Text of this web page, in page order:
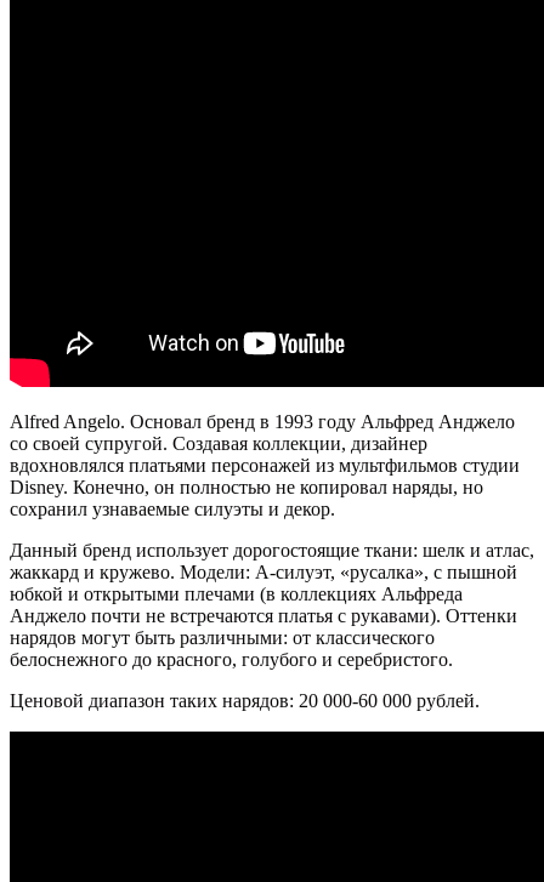
Alfred Angelo. Основал бренд в 1993 году Альфред Анджело
со своей супругой. Создавая коллекции, дизайнер
вдохновлялся платьями персонажей из мультфильмов студии
Disney. Конечно, он полностью не копировал наряды, но
сохранил узнаваемые силуэты и декор.
Данный бренд использует дорогостоящие ткани: шелк и атлас,
жаккард и кружево. Модели: А-силуэт, «русалка», с пышной
юбкой и открытыми плечами (в коллекциях Альфреда
Анджело почти не встречаются платья с рукавами). Оттенки
нарядов могут быть различными: от классического
белоснежного до красного, голубого и серебристого.
Ценовой диапазон таких нарядов: 20 000-60 000 рублей.